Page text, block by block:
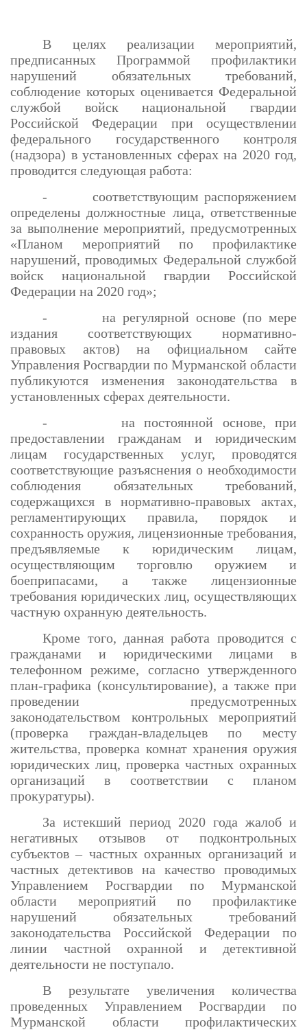
В целях реализации мероприятий,
предписанных Программой профилактики
нарушений обязательных требований,
соблюдение которых оценивается Федеральной
службой войск национальной гвардии
Российской Федерации при осуществлении
федерального государственного контроля
(надзора) в установленных сферах на 2020 год,
проводится следующая работа:
- соответствующим распоряжением
определены должностные лица, ответственные
за выполнение мероприятий, предусмотренных
«Планом мероприятий по профилактике
нарушений, проводимых Федеральной службой
войск национальной гвардии Российской
Федерации на 2020 год»;
- на регулярной основе (по мере
издания соответствующих нормативно-
правовых актов) на официальном сайте
Управления Росгвардии по Мурманской области
публикуются изменения законодательства в
установленных сферах деятельности.
- на постоянной основе, при
предоставлении гражданам и юридическим
лицам государственных услуг, проводятся
соответствующие разъяснения о необходимости
соблюдения обязательных требований,
содержащихся в нормативно-правовых актах,
регламентирующих правила, порядок и
сохранность оружия, лицензионные требования,
предъявляемые к юридическим лицам,
осуществляющим торговлю оружием и
боеприпасами, а также лицензионные
требования юридических лиц, осуществляющих
частную охранную деятельность.
Кроме того, данная работа проводится с
гражданами и юридическими лицами в
телефонном режиме, согласно утвержденного
план-графика (консультирование), а также при
проведении предусмотренных
законодательством контрольных мероприятий
(проверка граждан-владельцев по месту
жительства, проверка комнат хранения оружия
юридических лиц, проверка частных охранных
организаций в соответствии с планом
прокуратуры).
За истекший период 2020 года жалоб и
негативных отзывов от подконтрольных
субъектов – частных охранных организаций и
частных детективов на качество проводимых
Управлением Росгвардии по Мурманской
области мероприятий по профилактике
нарушений обязательных требований
законодательства Российской Федерации по
линии частной охранной и детективной
деятельности не поступало.
В результате увеличения количества
проведенных Управлением Росгвардии по
Мурманской области профилактических